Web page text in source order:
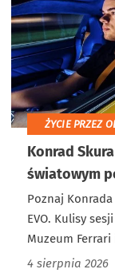
ŻYCIE PRZEZ
Konrad
światowym
Poznaj
EVO. Kulisy
Muzeum
4 sierpnia 2026